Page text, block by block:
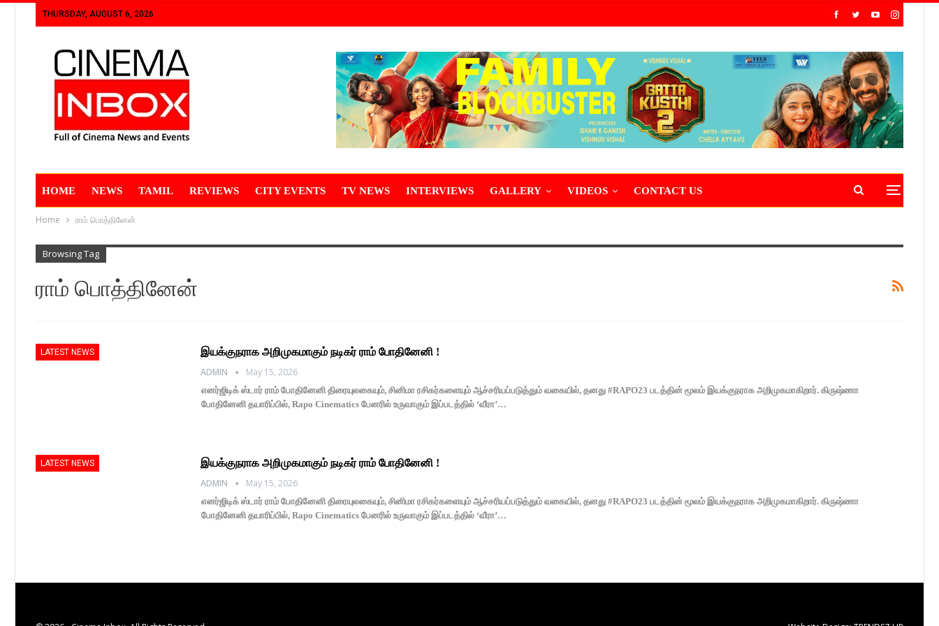
THURSDAY, AUGUST 6, 2026
HOME NEWS TAMIL REVIEWS CITY EVENTS TV NEWS INTERVIEWS GALLERY VIDEOS CONTACT US
Home ராம் பொத்தினேன்
Browsing Tag
ராம் பொத்தினேன்
LATEST NEWS
இயக்குநராக அறிமுகமாகும் நடிகர் ராம் போதினேனி !
ADMIN
May 15, 2026
எனர்ஜிடிக் ஸ்டார் ராம் போதினேனி திரையுலகையும், சினிமா ரசிகர்களையும் ஆச்சரியப்படுத்தும் வகையில், தனது #RAPO23 படத்தின் மூலம் இயக்குநராக அறிமுகமாகிறார். கிருஷ்ணா
போதினேனி தயாரிப்பில், Rapo Cinematics பேனரில் உருவாகும் இப்படத்தில் ‘வீரா’…
LATEST NEWS
இயக்குநராக அறிமுகமாகும் நடிகர் ராம் போதினேனி !
ADMIN
May 15, 2026
எனர்ஜிடிக் ஸ்டார் ராம் போதினேனி திரையுலகையும், சினிமா ரசிகர்களையும் ஆச்சரியப்படுத்தும் வகையில், தனது #RAPO23 படத்தின் மூலம் இயக்குநராக அறிமுகமாகிறார். கிருஷ்ணா
போதினேனி தயாரிப்பில், Rapo Cinematics பேனரில் உருவாகும் இப்படத்தில் ‘வீரா’…